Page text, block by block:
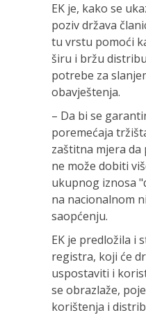
EK je, kako se
poziv država
tu vrstu pomoći
širu i bržu
potrebe za
obavještenja.
– Da bi se
poremećaja
zaštitna mjera
ne može dobiti
ukupnog iznosa
na nacionalnom
saopćenju.
EK je predložila i
registra, koji će
uspostaviti i
se obrazlaže,
korištenja i